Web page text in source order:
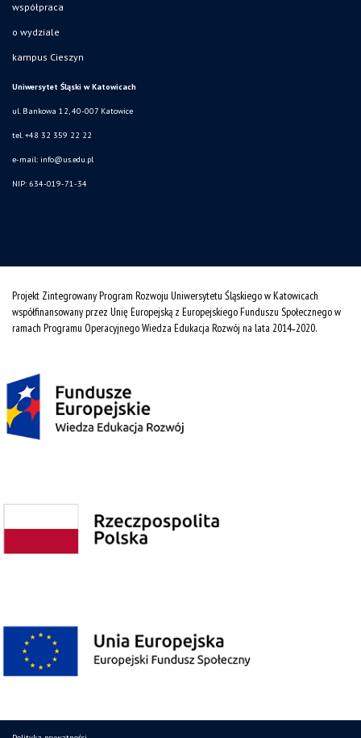
współpraca
o wydziale
kampus Cieszyn
Uniwersytet Śląski w Katowicach
ul. Bankowa 12, 40-007 Katowice
tel. +48 32 359 22 22
e-mail: info@us.edu.pl
NIP: 634-019-71-34
Projekt Zintegrowany Program Rozwoju Uniwersytetu Śląskiego w Katowicach
współfinansowany przez Unię Europejską z Europejskiego Funduszu Społecznego w
ramach Programu Operacyjnego Wiedza Edukacja Rozwój na lata 2014˗2020.